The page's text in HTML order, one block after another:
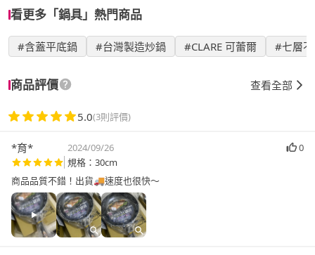
看更多「鍋具」熱門商品
#含蓋平底鍋 #台灣製造炒鍋 #CLARE 可蕾爾 #七層
商品評價 查看全部
5.0(3則評價)
*育* 2024/09/26
0
規格：30cm
商品品質不錯！出貨🚚速度也很快～